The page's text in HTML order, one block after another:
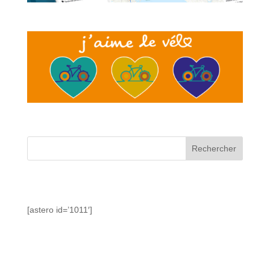
Rechercher
[astero id=’1011′]